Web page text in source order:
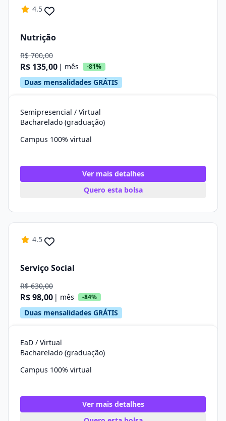
4.5
Nutrição
R$ 700,00
R$ 135,00 | mês -81%
Duas mensalidades GRÁTIS
Semipresencial / Virtual
Bacharelado (graduação)
Campus 100% virtual
Ver mais detalhes
Quero esta bolsa
4.5
Serviço Social
R$ 630,00
R$ 98,00 | mês -84%
Duas mensalidades GRÁTIS
EaD / Virtual
Bacharelado (graduação)
Campus 100% virtual
Ver mais detalhes